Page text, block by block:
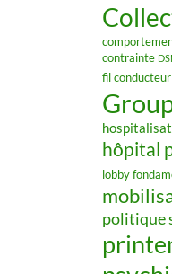
contrainte
fil conducteur
hôpital
lobby
politique